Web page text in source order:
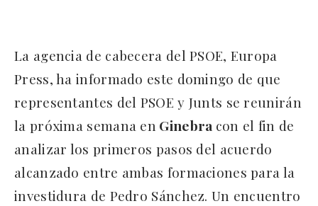
La agencia de cabecera del PSOE, Europa
Press, ha informado este domingo de que
representantes del PSOE y Junts se reunirán
la próxima semana en Ginebra con el fin de
analizar los primeros pasos del acuerdo
alcanzado entre ambas formaciones para la
investidura de Pedro Sánchez. Un encuentro